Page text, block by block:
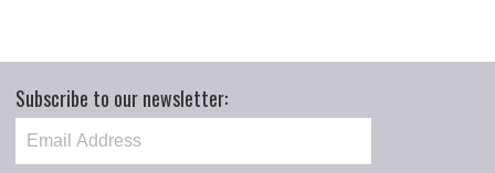
Subscribe to our newsletter: